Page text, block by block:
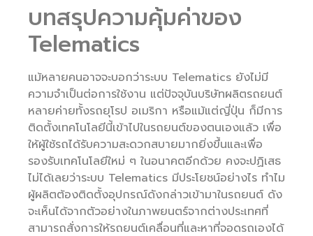
บทสรุปความคุ้มค่าของ
Telematics
แม้หลายคนอาจจะบอกว่าระบบ Telematics ยังไม่มี
ความจำเป็นต่อการใช้งาน แต่ปัจจุบันบริษัทผลิตรถยนต์
หลายค่ายทั้งรถยุโรป อเมริกา หรือแม้แต่ญี่ปุ่น ก็มีการ
ติดตั้งเทคโนโลยีนี้เข้าไปในรถยนต์ของตนเองแล้ว เพื่อ
ให้ผู้ใช้รถได้รับความสะดวกสบายมากยิ่งขึ้นและเพื่อ
รองรับเทคโนโลยีใหม่ ๆ ในอนาคตอีกด้วย คงจะปฏิเสธ
ไม่ได้เลยว่าระบบ Telematics มีประโยชน์อย่างไร ทำไม
ผู้ผลิตต้องติดตั้งอุปกรณ์ดังกล่าวเข้ามาในรถยนต์ ดัง
จะเห็นได้จากตัวอย่างในภาพยนตร์จากต่างประเทศที่
สามารถสั่งการให้รถยนต์เคลื่อนที่และหาที่จอดรถเองได้